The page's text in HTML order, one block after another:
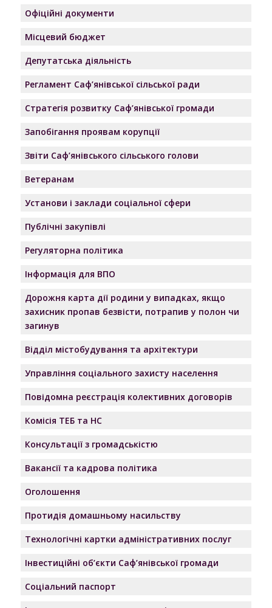
Офіційні документи
Місцевий бюджет
Депутатська діяльність
Регламент Саф’янівської сільської ради
Стратегія розвитку Саф’янівської громади
Запобігання проявам корупції
Звіти Саф’янівського сільського голови
Ветеранам
Установи і заклади соціальної сфери
Публічні закупівлі
Регуляторна політика
Інформація для ВПО
Дорожня карта дії родини у випадках, якщо
захисник пропав безвісти, потрапив у полон чи
загинув
Відділ містобудування та архітектури
Управління соціального захисту населення
Повідомна реєстрація колективних договорів
Комісія ТЕБ та НС
Консультації з громадськістю
Вакансії та кадрова політика
Оголошення
Протидія домашньому насильству
Технологічні картки адміністративних послуг
Інвестиційні об’єкти Саф’янівської громади
Соціальний паспорт